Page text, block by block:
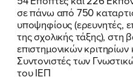
σε πάνω από 750
υποψηφίους (ερευνητές,
της σχολικής τάξης), στη
επιστημονικών
Συντονιστές των
του ΙΕΠ